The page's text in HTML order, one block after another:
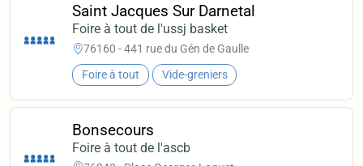
Saint Jacques Sur Darnetal
Foire à tout de l'ussj basket
76160 - 441 rue du Gén de Gaulle
Foire à tout Vide-greniers
Bonsecours
Foire à tout de l'ascb